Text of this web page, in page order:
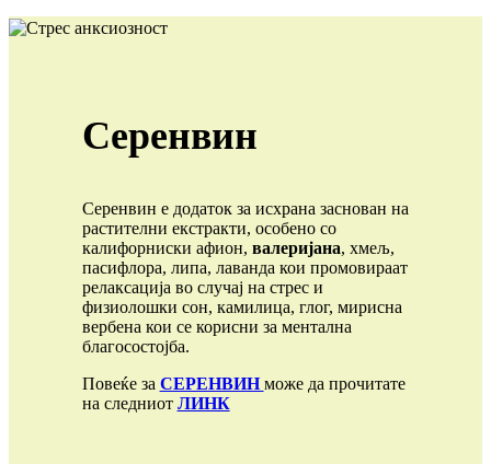
Серенвин
Серенвин е додаток за исхрана заснован на
растителни екстракти, особено со
калифорниски афион, валеријана, хмељ,
пасифлора, липа, лаванда кои промовираат
релаксација во случај на стрес и
физиолошки сон, камилица, глог, мирисна
вербена кои се корисни за ментална
благосостојба.
Повеќе за СЕРЕНВИНможе да прочитате
на следниот ЛИНК